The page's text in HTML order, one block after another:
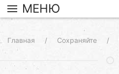
МЕНЮ
Главная Сохраняйте